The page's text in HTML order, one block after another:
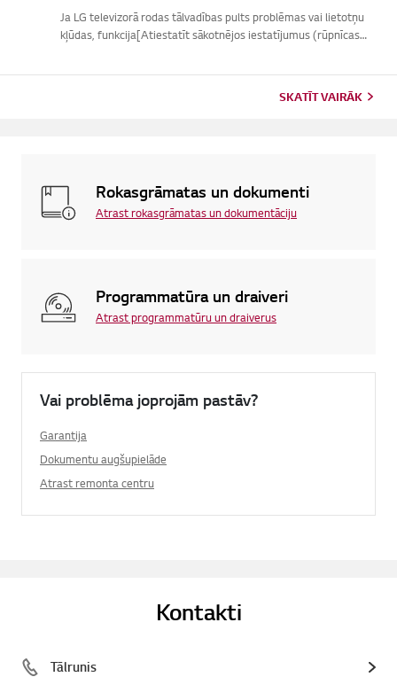
Ja LG televizorā rodas tālvadības pults problēmas vai lietotņu
kļūdas, funkcija[Atiestatīt sākotnējos iestatījumus (rūpnīcas
SKATĪT VAIRĀK
Rokasgrāmatas un dokumenti
Atrast rokasgrāmatas un dokumentāciju
Programmatūra un draiveri
Atrast programmatūru un draiverus
Vai problēma joprojām pastāv?
Garantija
Dokumentu augšupielāde
Atrast remonta centru
Kontakti
Tālrunis